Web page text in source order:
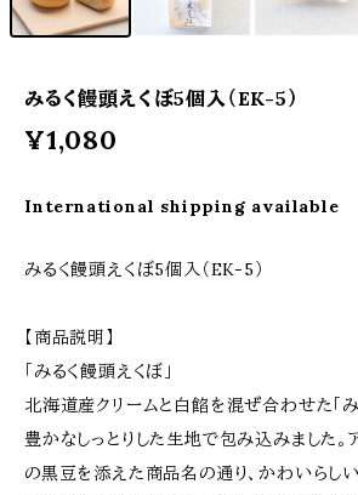
みるく饅頭えくぼ5個入（EK-5）
¥1,080
International shipping available
みるく饅頭えくぼ5個入（EK-5）
【商品説明】
「みるく饅頭えくぼ」
北海道産クリームと白餡を混ぜ合わせた「
豊かなしっとりした生地で包み込みました。
の黒豆を添えた商品名の通り、かわいらし